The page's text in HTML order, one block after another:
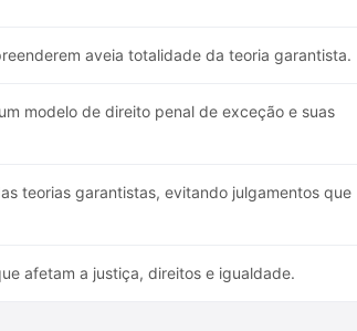
aveia totalidade da teoria garantista.
modelo de direito penal de exceção e suas
teorias garantistas, evitando julgamentos que
afetam a justiça, direitos e igualdade.